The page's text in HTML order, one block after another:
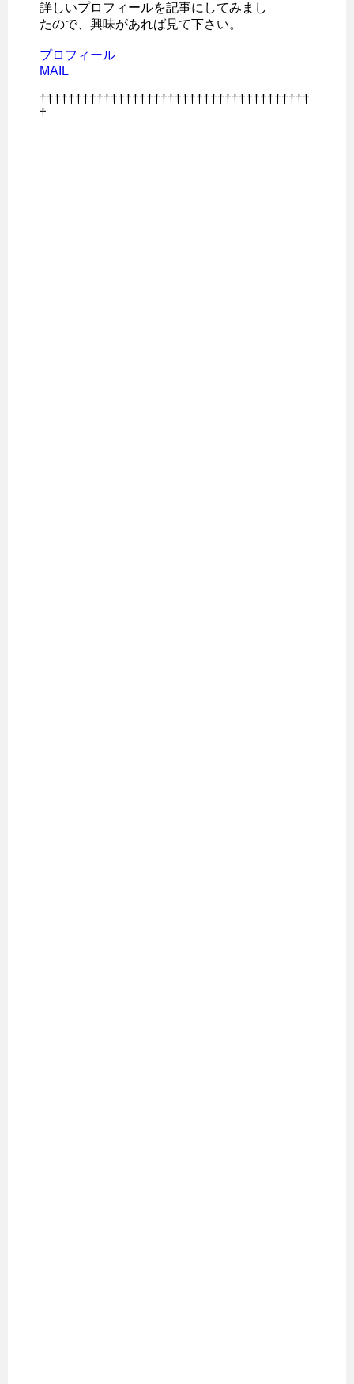
詳しいプロフィールを記事にしてみまし
たので、興味があれば見て下さい。
プロフィール
MAIL
††††††††††††††††††††††††††††††††††††††
†